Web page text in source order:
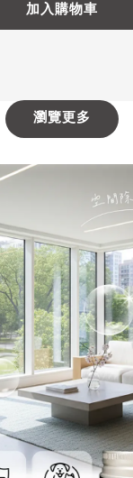
加入購物車
瀏覽更多